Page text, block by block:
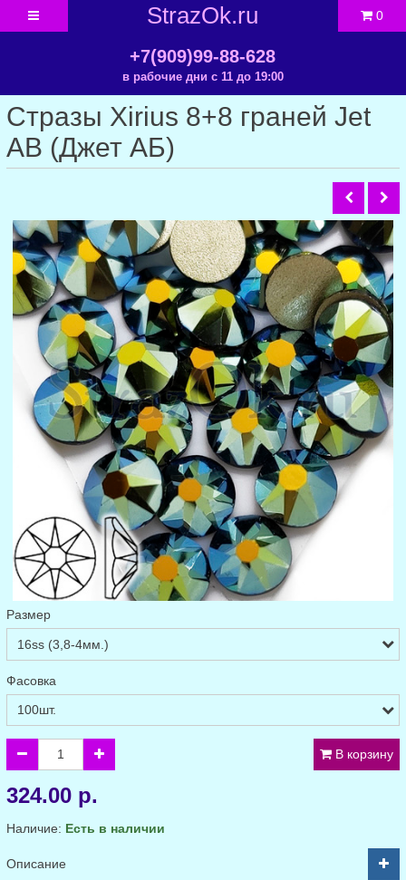
StrazOk.ru
+7(909)99-88-628
в рабочие дни с 11 до 19:00
0
Стразы Xirius 8+8 граней Jet
AB (Джет АБ)
Размер
Фасовка
В корзину
324.00 р.
Наличие: Есть в наличии
Описание